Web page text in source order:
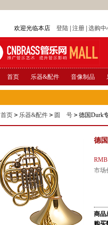
欢迎光临本店 登陆| 注册| 选购中
首页 乐器&配件 音像制品
首页 > 乐器&配件 > 圆 号 > 德国Durk
德
RMB
市场
商品
购买